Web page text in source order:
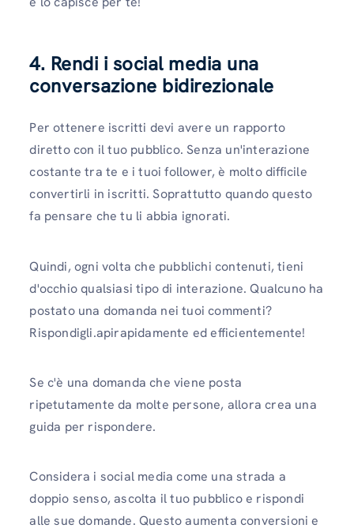
4. Rendi i social media una
conversazione bidirezionale
Per ottenere iscritti devi avere un rapporto
diretto con il tuo pubblico. Senza un'interazione
costante tra te e i tuoi follower, è molto difficile
convertirli in iscritti. Soprattutto quando questo
fa pensare che tu li abbia ignorati.
Quindi, ogni volta che pubblichi contenuti, tieni
d'occhio qualsiasi tipo di interazione. Qualcuno ha
postato una domanda nei tuoi commenti?
Rispondigli.apirapidamente ed efficientemente!
Se c'è una domanda che viene posta
ripetutamente da molte persone, allora crea una
guida per rispondere.
Considera i social media come una strada a
doppio senso, ascolta il tuo pubblico e rispondi
alle sue domande. Questo aumenta conversioni e